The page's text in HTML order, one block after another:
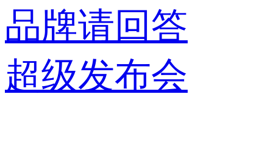
品牌请回答
超级发布会